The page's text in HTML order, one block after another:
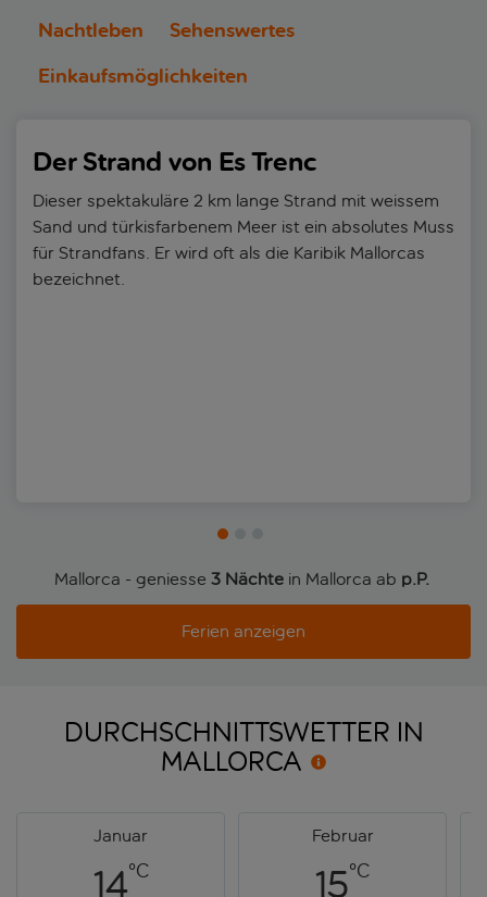
Nachtleben
Sehenswertes
Einkaufsmöglichkeiten
Der Strand von Es Trenc
Dieser spektakuläre 2 km lange Strand mit weissem
Sand und türkisfarbenem Meer ist ein absolutes Muss
für Strandfans. Er wird oft als die Karibik Mallorcas
bezeichnet.
Mallorca - geniesse 3 Nächtein Mallorca ab p.P.
Ferien anzeigen
DURCHSCHNITTSWETTER IN
MALLORCA
Januar
14°C
Februar
15°C